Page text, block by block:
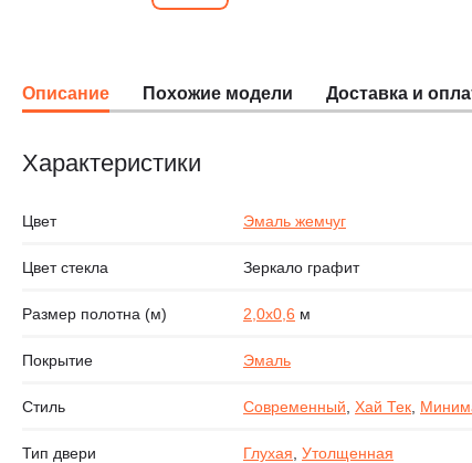
Описание Похожие модели Доставка и
Характеристики
Цвет Эмаль жемчуг
Цвет стекла Зеркало графит
Размер полотна (м) 2,0х0,6 м
Покрытие Эмаль
Стиль Современный, Хай Тек,
Тип двери Глухая, Утолщенная